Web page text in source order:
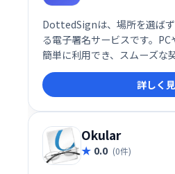
DottedSignは、場所を選ば
る電子署名サービスです。
簡単に利用でき、スムーズな
効率的なワークフローと高
契約締結をサポートします。
詳しく
Okular
0.0 (0件)